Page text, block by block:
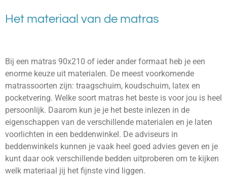
Het materiaal van de matras
Bij een matras 90x210 of ieder ander formaat heb je een
enorme keuze uit materialen. De meest voorkomende
matrassoorten zijn: traagschuim, koudschuim, latex en
pocketvering. Welke soort matras het beste is voor jou is heel
persoonlijk. Daarom kun je je het beste inlezen in de
eigenschappen van de verschillende materialen en je laten
voorlichten in een beddenwinkel. De adviseurs in
beddenwinkels kunnen je vaak heel goed advies geven en je
kunt daar ook verschillende bedden uitproberen om te kijken
welk materiaal jij het fijnste vind liggen.